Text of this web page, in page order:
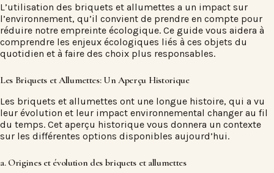
L’utilisation des briquets et allumettes a un impact sur
l’environnement, qu’il convient de prendre en compte pour
réduire notre empreinte écologique. Ce guide vous aidera à
comprendre les enjeux écologiques liés à ces objets du
quotidien et à faire des choix plus responsables.
Les Briquets et Allumettes: Un Aperçu Historique
Les briquets et allumettes ont une longue histoire, qui a vu
leur évolution et leur impact environnemental changer au fil
du temps. Cet aperçu historique vous donnera un contexte
sur les différentes options disponibles aujourd’hui.
a. Origines et évolution des briquets et allumettes